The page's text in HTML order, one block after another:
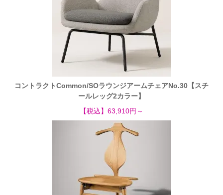
コントラクトCommon/SOラウンジアームチェアNo.30【スチ
ールレッグ2カラー】
【税込】63,910円～